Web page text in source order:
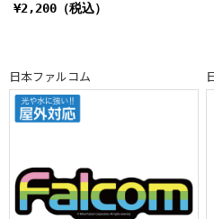
¥2,200（税込）
日本ファルコム